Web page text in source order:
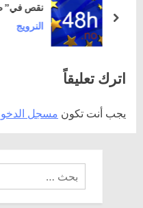
u
o
t
نقص في”
النرويج next
اترك تعليقاً
يجب أنت تكون مسجل
عن: